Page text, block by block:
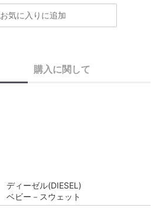
お気に入りに追加
購入に関して
ディーゼル(DIESEL)
ベビー－スウェット